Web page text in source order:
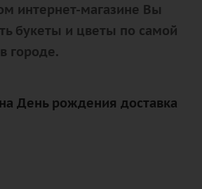
интернет-магазине Вы
букеты и цветы по самой
городе.
День рождения доставка